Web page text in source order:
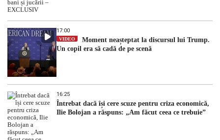
17:00
VIDEO
Moment neașteptat la discursul lui Trump.
Un copil era să cadă de pe scenă
16:25
Întrebat dacă își cere scuze pentru criza economică,
Ilie Bolojan a răspuns: „Am făcut ceea ce trebuie”